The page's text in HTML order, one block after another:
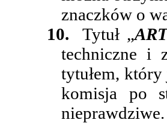
znaczków o
10.
Tytuł „
techniczne i
tytułem,
komisja po
nieprawdziwe.